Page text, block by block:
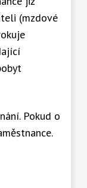
(mzdové
Pokud o